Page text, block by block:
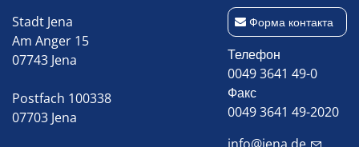
Stadt Jena
Am Anger 15
07743 Jena
Postfach 100338
07703 Jena
Форма контакта
Телефон
0049 3641 49-0
Факс
0049 3641 49-2020